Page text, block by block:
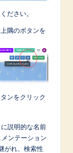
ださい。
隅のボタンを
ンをクリック
説明的な名前
ンテーション
がれ、検索性